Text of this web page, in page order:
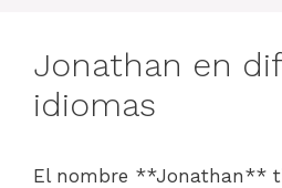
Jonathan en
idiomas
El nombre **Jonathan**